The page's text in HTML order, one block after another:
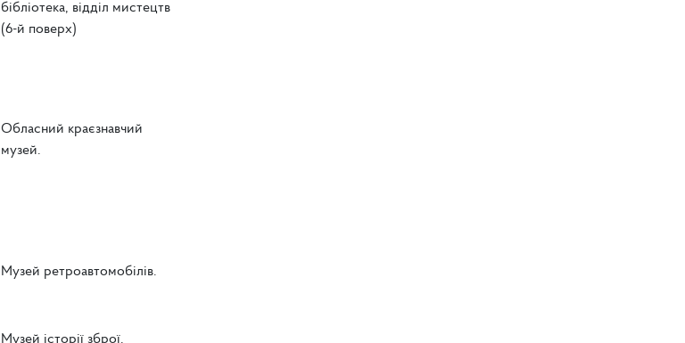
бібліотека, відділ мистецтв
(6-й поверх)
Обласний краєзнавчий
музей.
Музей ретроавтомобілів.
Музей історії зброї.